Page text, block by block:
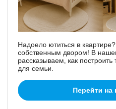
Надоело ютиться в
собственным двором! В
рассказываем, как
для семьи.
Перейти на